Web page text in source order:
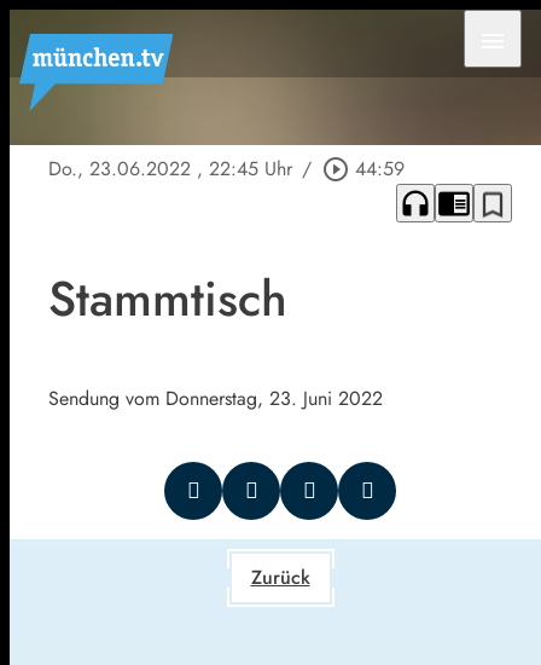
Do., 23.06.2022 , 22:45 Uhr / play_circle_outline 44:59
headphones chrome_reader_mode bookmark_border
Stammtisch
Sendung vom Donnerstag, 23. Juni 2022
Zurück